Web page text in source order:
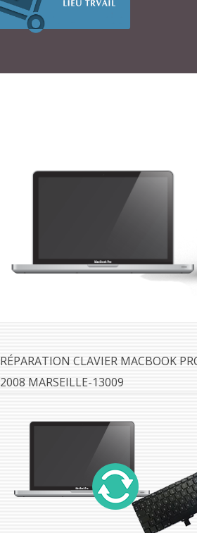
RÉPARATION CLAVIER MACBOOK
2008 MARSEILLE-13009